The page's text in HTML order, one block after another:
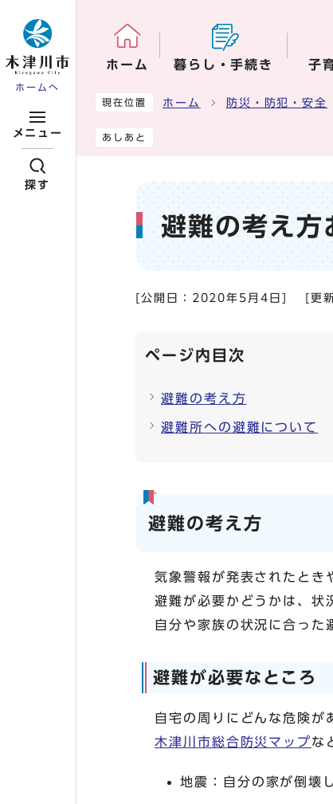
ホームへ
メニュー
探す
ホーム 暮らし・手続き 子
ここから本文です
現在位置 ホーム 防災・防犯・安全
あしあと
避難の考え方
[公開日： 2020年5月4日 [更
ページ内目次
避難の考え方
避難所への避難について
避難の考え方
気象警報が発表されたとき
避難が必要かどうかは、状
自分や家族の状況に合った
避難が必要なところ
自宅の周りにどんな危険が
木津川市総合防災マップな
地震：自分の家が倒壊